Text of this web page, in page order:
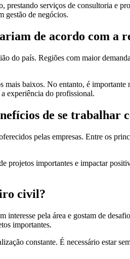
serviços de consultoria e
gestão de negócios.
de acordo com a
do país. Regiões com maior
baixos. No entanto, é importante
experiência do profissional.
de se trabalhar
pelas empresas. Entre os
importantes e impactar
civil?
pela área e gostam de
importantes.
constante. É necessário estar